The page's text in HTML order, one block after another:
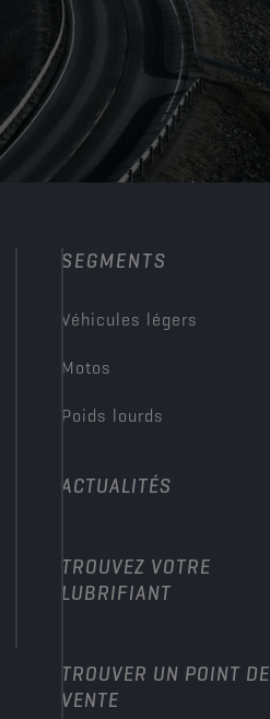
SEGMENTS
Véhicules légers
Motos
Poids lourds
ACTUALITÉS
TROUVEZ VOTRE
LUBRIFIANT
TROUVER UN POINT DE
VENTE